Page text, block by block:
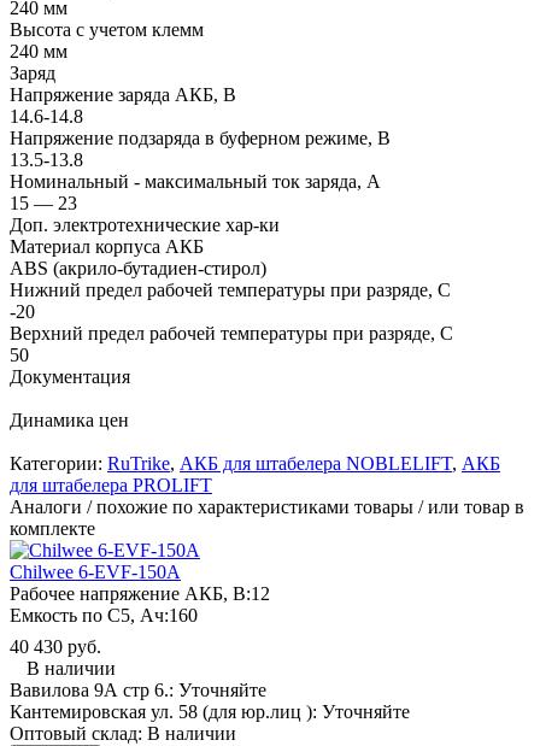
240 мм
Высота с учетом клемм
240 мм
Заряд
Напряжение заряда АКБ, В
14.6-14.8
Напряжение подзаряда в буферном режиме, В
13.5-13.8
Номинальный - максимальный ток заряда, А
15 — 23
Доп. электротехнические хар-ки
Материал корпуса АКБ
ABS (акрило-бутадиен-стирол)
Нижний предел рабочей температуры при разряде, С
-20
Верхний предел рабочей температуры при разряде, С
50
Документация
Динамика цен
Категории: RuTrike, АКБ для штабелера NOBLELIFT, АКБ
для штабелера PROLIFT
Аналоги / похожие по характеристиками товары / или товар в
комплекте
Chilwee 6-EVF-150A
Рабочее напряжение АКБ, B:12
Емкость по С5, Ач:160
40 430 руб.
В наличии
Вавилова 9А стр 6.: Уточняйте
Кантемировская ул. 58 (для юр.лиц ): Уточняйте
Оптовый склад: В наличии